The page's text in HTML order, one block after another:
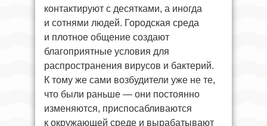
контактируют с десятками, а иногда
и сотнями людей. Городская среда
и плотное общение создают
благоприятные условия для
распространения вирусов и бактерий.
К тому же сами возбудители уже не те,
что были раньше — они постоянно
изменяются, приспосабливаются
к окружающей среде и вырабатывают